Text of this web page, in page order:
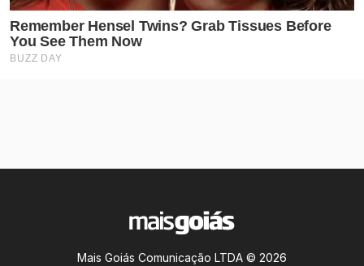
Mais Goiás Comunicação LTDA © 2026